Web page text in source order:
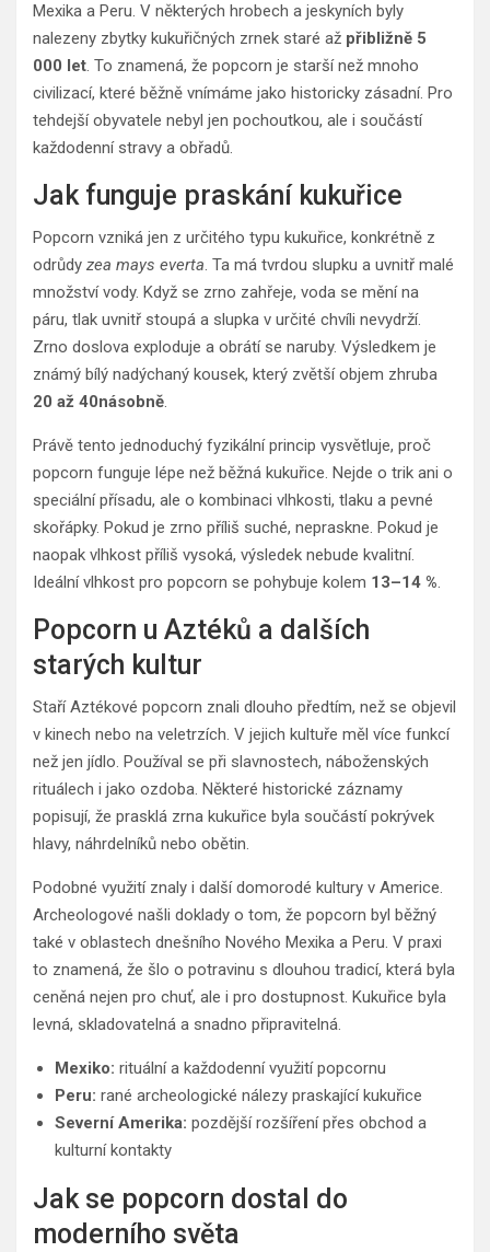
Mexika a Peru. V některých hrobech a jeskyních byly
nalezeny zbytky kukuřičných zrnek staré až přibližně 5
000 let. To znamená, že popcorn je starší než mnoho
civilizací, které běžně vnímáme jako historicky zásadní. Pro
tehdejší obyvatele nebyl jen pochoutkou, ale i součástí
každodenní stravy a obřadů.
Jak funguje praskání kukuřice
Popcorn vzniká jen z určitého typu kukuřice, konkrétně z
odrůdy zea mays everta. Ta má tvrdou slupku a uvnitř malé
množství vody. Když se zrno zahřeje, voda se mění na
páru, tlak uvnitř stoupá a slupka v určité chvíli nevydrží.
Zrno doslova exploduje a obrátí se naruby. Výsledkem je
známý bílý nadýchaný kousek, který zvětší objem zhruba
20 až 40násobně.
Právě tento jednoduchý fyzikální princip vysvětluje, proč
popcorn funguje lépe než běžná kukuřice. Nejde o trik ani o
speciální přísadu, ale o kombinaci vlhkosti, tlaku a pevné
skořápky. Pokud je zrno příliš suché, nepraskne. Pokud je
naopak vlhkost příliš vysoká, výsledek nebude kvalitní.
Ideální vlhkost pro popcorn se pohybuje kolem 13–14 %.
Popcorn u Aztéků a dalších
starých kultur
Staří Aztékové popcorn znali dlouho předtím, než se objevil
v kinech nebo na veletrzích. V jejich kultuře měl více funkcí
než jen jídlo. Používal se při slavnostech, náboženských
rituálech i jako ozdoba. Některé historické záznamy
popisují, že prasklá zrna kukuřice byla součástí pokrývek
hlavy, náhrdelníků nebo obětin.
Podobné využití znaly i další domorodé kultury v Americe.
Archeologové našli doklady o tom, že popcorn byl běžný
také v oblastech dnešního Nového Mexika a Peru. V praxi
to znamená, že šlo o potravinu s dlouhou tradicí, která byla
ceněná nejen pro chuť, ale i pro dostupnost. Kukuřice byla
levná, skladovatelná a snadno připravitelná.
Mexiko: rituální a každodenní využití popcornu
Peru: rané archeologické nálezy praskající kukuřice
Severní Amerika: pozdější rozšíření přes obchod a
kulturní kontakty
Jak se popcorn dostal do
moderního světa